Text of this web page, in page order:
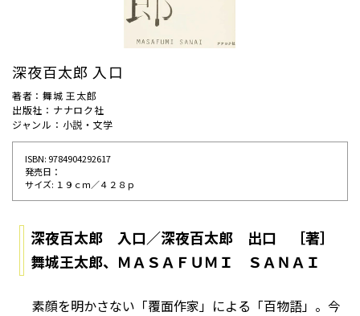
深夜百太郎 入口
著者：舞城 王太郎
出版社：ナナロク社
ジャンル：小説・文学
ISBN: 9784904292617
発売⽇：
サイズ: １９ｃｍ／４２８ｐ
深夜百太郎 入口／深夜百太郎 出口 ［著］
舞城王太郎、ＭＡＳＡＦＵＭＩ ＳＡＮＡＩ
素顔を明かさない「覆面作家」による「百物語」。今